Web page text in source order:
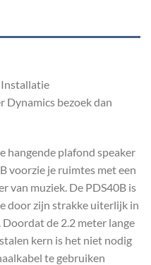
Dynamics bezoek dan
hangende plafond speaker
voorzie je ruimtes met een
van muziek. De PDS40B is
door zijn strakke uiterlijk in
de 2.2 meter lange
kern is het niet nodig
te gebruiken